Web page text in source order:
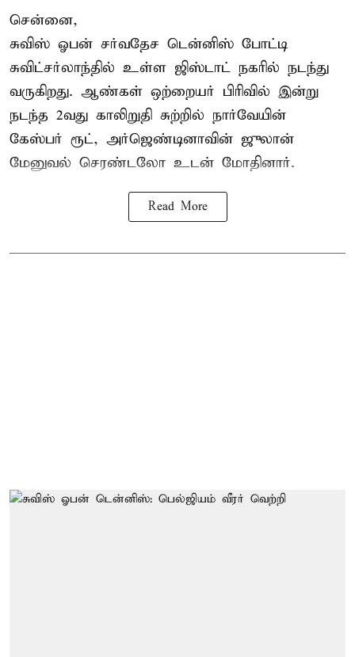
சென்னை,
சுவிஸ் ஓபன் சர்வதேச டென்னிஸ் போட்டி
சுவிட்சர்லாந்தில் உள்ள ஜிஸ்டாட் நகரில் நடந்து
வருகிறது. ஆண்கள் ஒற்றையர் பிரிவில் இன்று
நடந்த 2வது காலிறுதி சுற்றில் நார்வேயின்
கேஸ்பர் ரூட், அர்ஜெண்டினாவின் ஜுலான்
மேனுவல் செரண்டலோ உடன் மோதினார்.
Read More